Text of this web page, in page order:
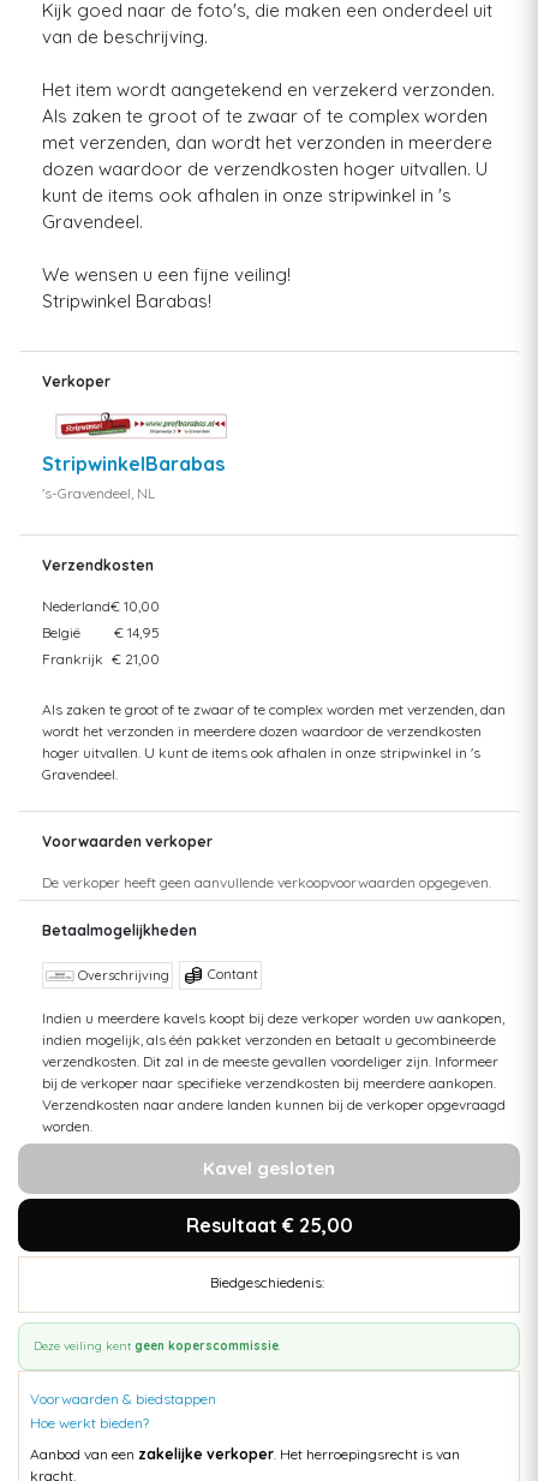
Kijk goed naar de foto's, die maken een onderdeel uit
van de beschrijving.
Het item wordt aangetekend en verzekerd verzonden.
Als zaken te groot of te zwaar of te complex worden
met verzenden, dan wordt het verzonden in meerdere
dozen waardoor de verzendkosten hoger uitvallen. U
kunt de items ook afhalen in onze stripwinkel in 's
Gravendeel.
We wensen u een fijne veiling!
Stripwinkel Barabas!
Verkoper
StripwinkelBarabas
's-Gravendeel, NL
Verzendkosten
Nederland€ 10,00
België
€ 14,95
Frankrijk € 21,00
Als zaken te groot of te zwaar of te complex worden met verzenden, dan
wordt het verzonden in meerdere dozen waardoor de verzendkosten
hoger uitvallen. U kunt de items ook afhalen in onze stripwinkel in 's
Gravendeel.
Voorwaarden verkoper
De verkoper heeft geen aanvullende verkoopvoorwaarden opgegeven.
Betaalmogelijkheden
Overschrijving Contant
Indien u meerdere kavels koopt bij deze verkoper worden uw aankopen,
indien mogelijk, als één pakket verzonden en betaalt u gecombineerde
verzendkosten. Dit zal in de meeste gevallen voordeliger zijn. Informeer
bij de verkoper naar specifieke verzendkosten bij meerdere aankopen.
Verzendkosten naar andere landen kunnen bij de verkoper opgevraagd
worden.
Kavel gesloten
Resultaat € 25,00
Biedgeschiedenis:
Deze veiling kent geen koperscommissie.
Voorwaarden & biedstappen
Hoe werkt bieden?
Aanbod van een zakelijke verkoper . Het herroepingsrecht is van
kracht.